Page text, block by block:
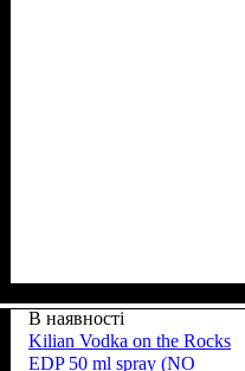
В наявності
Kilian Vodka on the Rocks
EDP 50 ml spray (NO